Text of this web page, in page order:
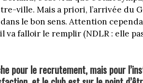
ville. Mais a priori, l’arrivée du
le bon sens. Attention
va falloir le remplir (NDLR : elle
pour le recrutement, mais pour